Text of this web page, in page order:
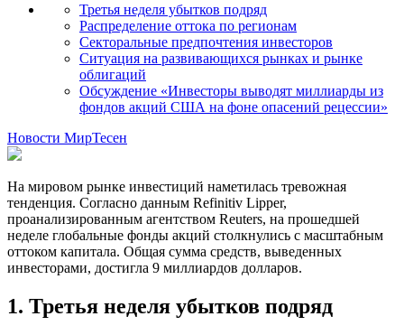
Третья неделя убытков подряд
Распределение оттока по регионам
Секторальные предпочтения инвесторов
Ситуация на развивающихся рынках и рынке
облигаций
Обсуждение «Инвесторы выводят миллиарды из
фондов акций США на фоне опасений рецессии»
Новости МирТесен
На мировом рынке инвестиций наметилась тревожная
тенденция. Согласно данным Refinitiv Lipper,
проанализированным агентством Reuters, на прошедшей
неделе глобальные фонды акций столкнулись с масштабным
оттоком капитала. Общая сумма средств, выведенных
инвесторами, достигла 9 миллиардов долларов.
1. Третья неделя убытков подряд